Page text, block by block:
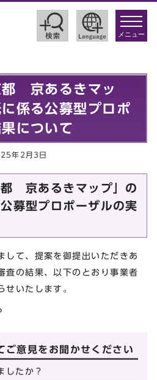
toggle
メニュー
都 京あるきマッ
係る公募型プロポ
について
年2月3日
都 京あるきマップ」の
募型プロポーザルの実
して、提案を御提出いただきあ
査の結果、以下のとおり事業者
せいたします。
ご意見をお聞かせください
したか？